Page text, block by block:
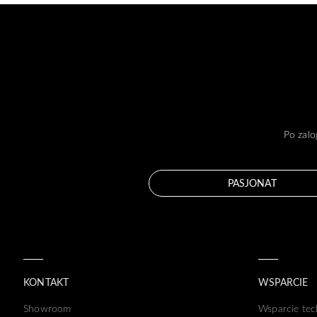
Po
PASJONAT
KONTAKT
Showroom
WSPARCIE
Wsparcie